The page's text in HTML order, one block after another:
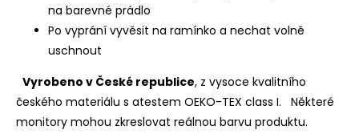
na barevné prádlo
Po vyprání vyvěsit na ramínko a nechat volně
uschnout
Vyrobeno v České republice, z vysoce kvalitního
českého materiálu s atestem OEKO-TEX class I.
Některé
monitory mohou zkreslovat reálnou barvu produktu.